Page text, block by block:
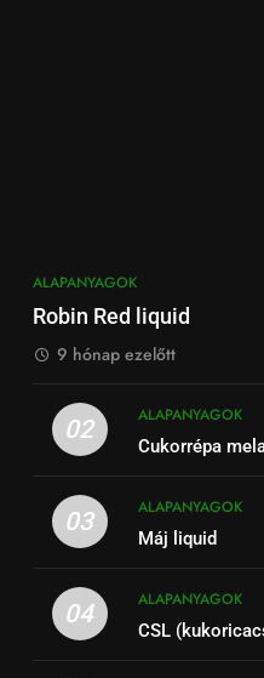
ALAPANYAGOK
Robin Red liquid
9 hónap ezelőtt
02
ALAPANYAGOK
Cukorrépa
03
ALAPANYAGOK
Máj liquid
04
ALAPANYAGOK
CSL